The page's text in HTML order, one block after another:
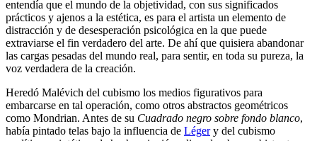
entendía que el mundo de la objetividad, con sus significados
prácticos y ajenos a la estética, es para el artista un elemento de
distracción y de desesperación psicológica en la que puede
extraviarse el fin verdadero del arte. De ahí que quisiera abandonar
las cargas pesadas del mundo real, para sentir, en toda su pureza, la
voz verdadera de la creación.
Heredó Malévich del cubismo los medios figurativos para
embarcarse en tal operación, como otros abstractos geométricos
como Mondrian. Antes de su Cuadrado negro sobre fondo blanco,
había pintado telas bajo la influencia de Légery del cubismo